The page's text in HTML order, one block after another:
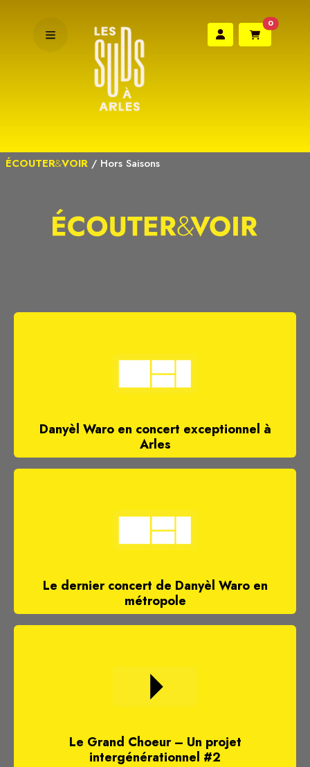
0
ÉCOUTER&VOIR / Hors Saisons
Danyèl Waro en concert exceptionnel à
Arles
Le dernier concert de Danyèl Waro en
métropole
Le Grand Choeur – Un projet
intergénérationnel #2